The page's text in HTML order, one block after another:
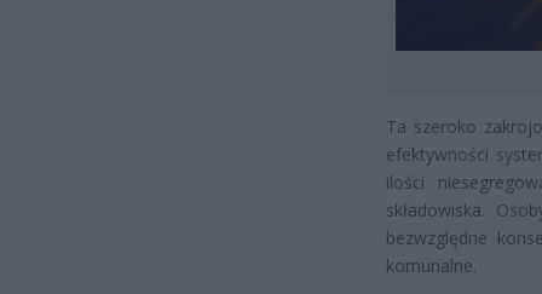
Ta szeroko
efektywności
ilości
składowiska.
bezwzględne
komunalne.